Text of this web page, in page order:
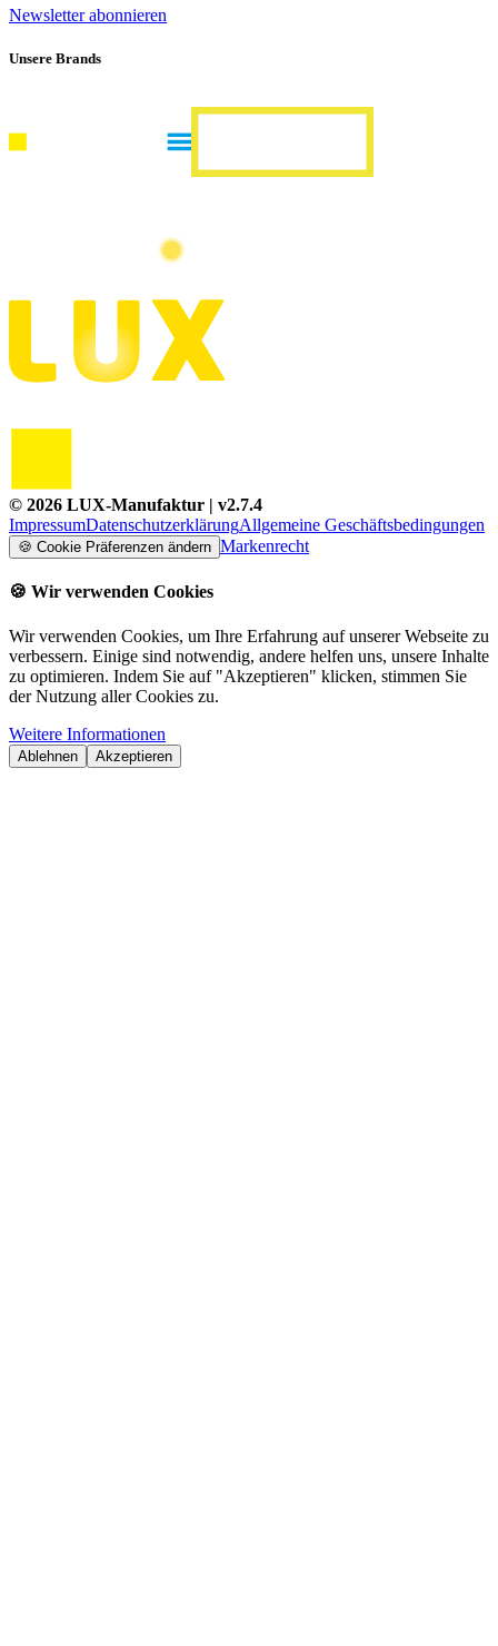
Newsletter abonnieren
Unsere Brands
© 2026 LUX-Manufaktur | v2.7.4
ImpressumDatenschutzerklärungAllgemeine Geschäftsbedingungen
🍪 Cookie Präferenzen ändern Markenrecht
🍪 Wir verwenden Cookies
Wir verwenden Cookies, um Ihre Erfahrung auf unserer Webseite zu
verbessern. Einige sind notwendig, andere helfen uns, unsere Inhalte
zu optimieren. Indem Sie auf "Akzeptieren" klicken, stimmen Sie
der Nutzung aller Cookies zu.
Weitere Informationen
Ablehnen Akzeptieren